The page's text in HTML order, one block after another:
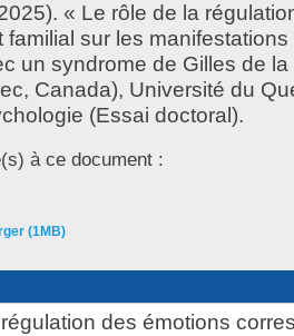
« Le rôle de la
familial sur les
un syndrome de Gilles de
Canada), Université du
(Essai doctoral).
à ce document :
(1MB)
des émotions